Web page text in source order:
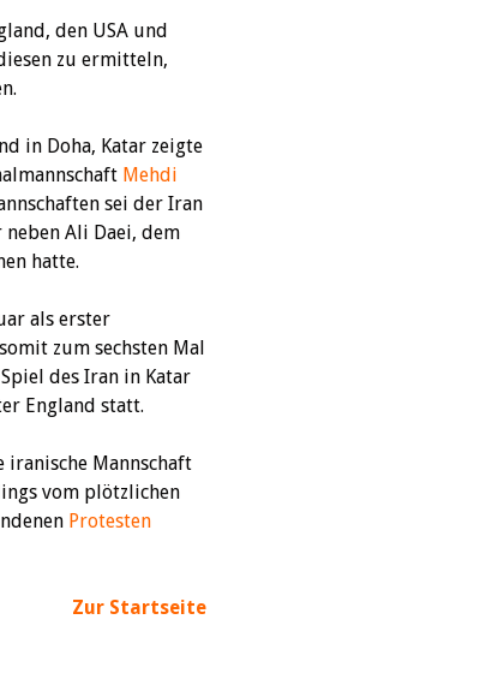
den USA und
zu ermitteln,
in Doha, Katar zeigte
Mehdi
sei der Iran
Ali Daei, dem
hatte.
als erster
zum sechsten Mal
des Iran in Katar
England statt.
Mannschaft
vom plötzlichen
Protesten
Zur Startseite